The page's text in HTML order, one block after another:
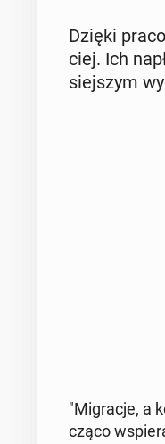
Dzięki
ciej. Ich
siej­szym
"Mi­gra­cje, a
czą­co